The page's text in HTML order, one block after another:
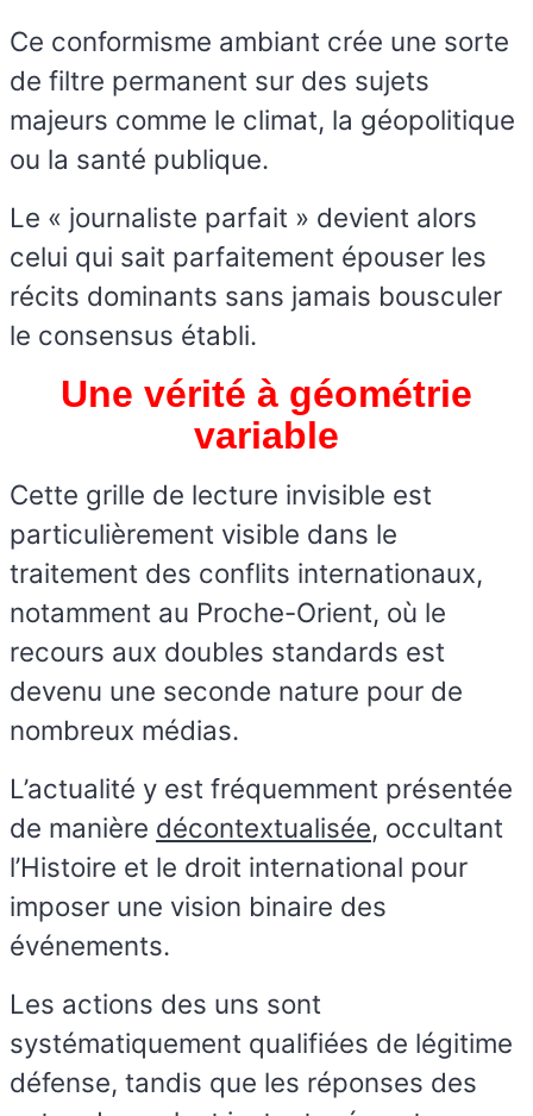
Ce conformisme ambiant crée une sorte
de filtre permanent sur des sujets
majeurs comme le climat, la géopolitique
ou la santé publique.
Le « journaliste parfait » devient alors
celui qui sait parfaitement épouser les
récits dominants sans jamais bousculer
le consensus établi.
Une vérité à géométrie
variable
Cette grille de lecture invisible est
particulièrement visible dans le
traitement des conflits internationaux,
notamment au Proche-Orient, où le
recours aux doubles standards est
devenu une seconde nature pour de
nombreux médias.
L’actualité y est fréquemment présentée
de manière décontextualisée, occultant
l’Histoire et le droit international pour
imposer une vision binaire des
événements.
Les actions des uns sont
systématiquement qualifiées de légitime
défense, tandis que les réponses des